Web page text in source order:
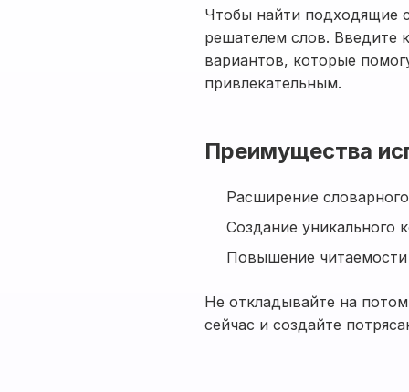
Чтобы найти подходящие
решателем слов. Введите
вариантов, которые
привлекательным.
Преимущества
Расширение
Создание уникального
Повышение читаемости
Не откладывайте на
сейчас и создайте